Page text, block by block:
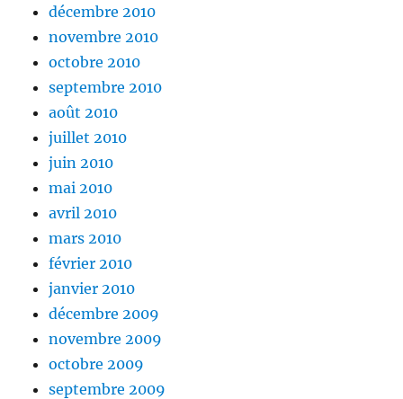
décembre 2010
novembre 2010
octobre 2010
septembre 2010
août 2010
juillet 2010
juin 2010
mai 2010
avril 2010
mars 2010
février 2010
janvier 2010
décembre 2009
novembre 2009
octobre 2009
septembre 2009